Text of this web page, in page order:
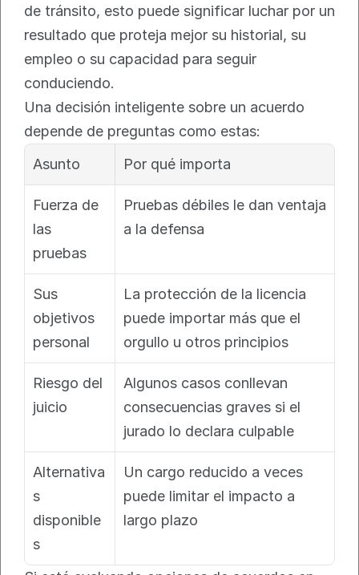
de tránsito, esto puede significar luchar por un
resultado que proteja mejor su historial, su
empleo o su capacidad para seguir
conduciendo.
Una decisión inteligente sobre un acuerdo
depende de preguntas como estas:
Asunto
Por qué importa
Fuerza de
las
pruebas
Pruebas débiles le dan ventaja
a la defensa
Sus
objetivos
personal
La protección de la licencia
puede importar más que el
orgullo u otros principios
Riesgo del
juicio
Algunos casos conllevan
consecuencias graves si el
jurado lo declara culpable
Alternativa
s
disponible
s
Un cargo reducido a veces
puede limitar el impacto a
largo plazo